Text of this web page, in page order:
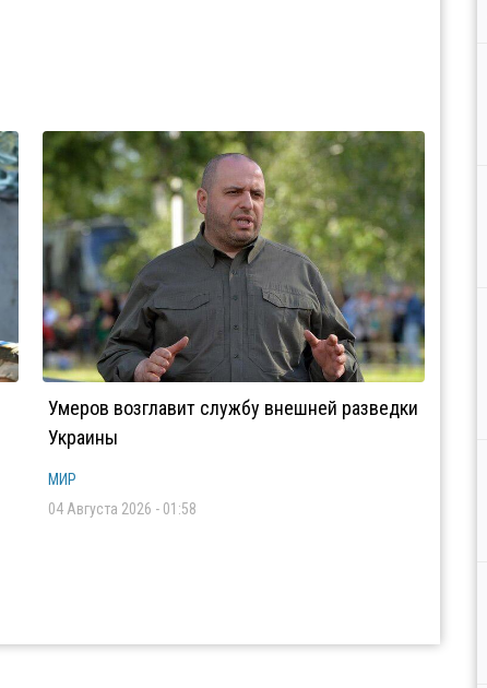
Умеров возглавит службу внешней разведки
Украины
МИР
04 Августа 2026 - 01:58